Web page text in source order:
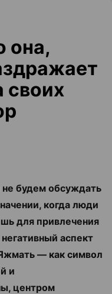
она,
своих
не будем обсуждать
когда люди
для привлечения
аспект
— как символ
и
центром